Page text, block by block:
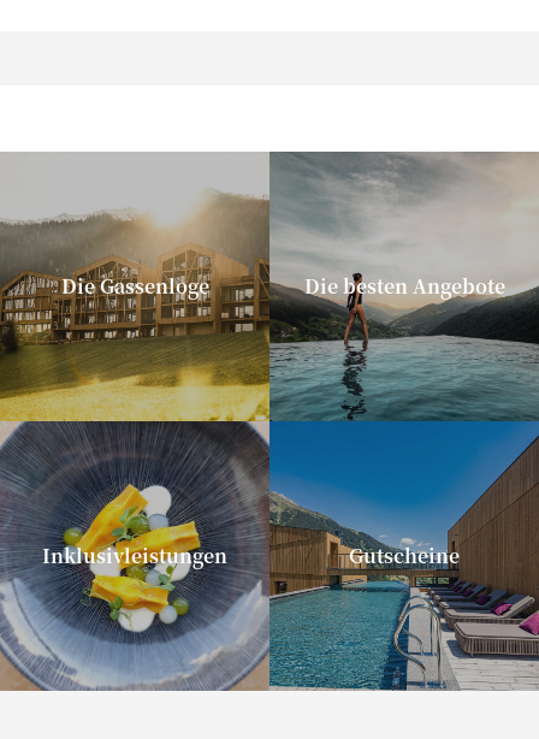
Die Gassenloge Die besten Angebote
Inklusivleistungen Gutscheine